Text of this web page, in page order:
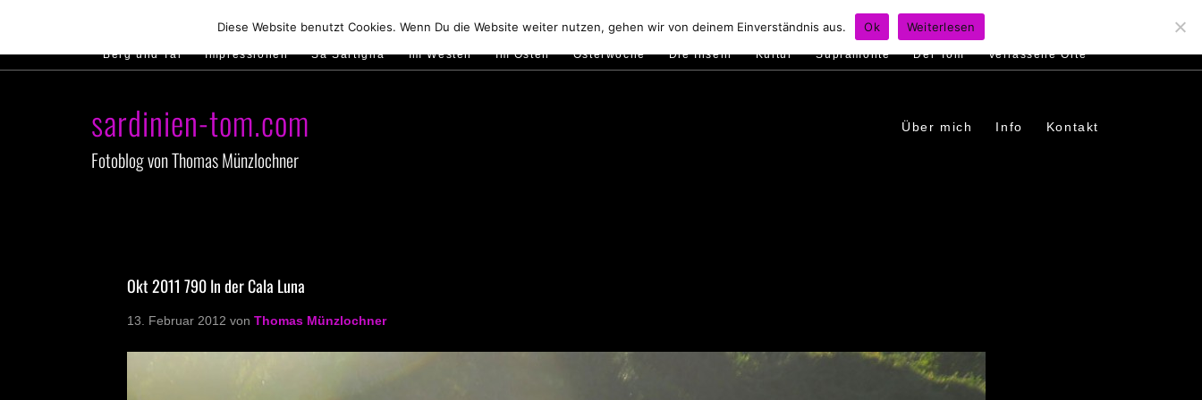
Traumstrände Feste feiern Golfo di Orosei Im Norden Im Süden Gallura Murales Ambiente Menschen
Berg und Tal Impressionen Sa Sartiglia Im Westen Im Osten Osterwoche Die Inseln Kultur Supramonte Der Tom Verlassene Orte
sardinien-tom.com
Fotoblog von Thomas Münzlochner
Über mich Info Kontakt
Okt 2011 790 In der Cala Luna
13. Februar 2012 von Thomas Münzlochner
Diese Website benutzt Cookies. Wenn Du die Website weiter nutzen, gehen wir von deinem Einverständnis aus. Ok Weiterlesen